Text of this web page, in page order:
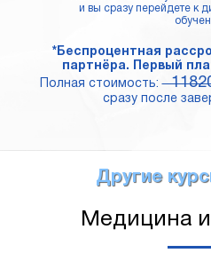
и вы сразу перейдете к
*Беспроцентная
партнёра. Первый
Полная стоимость:
сразу после
Другие
Медицина